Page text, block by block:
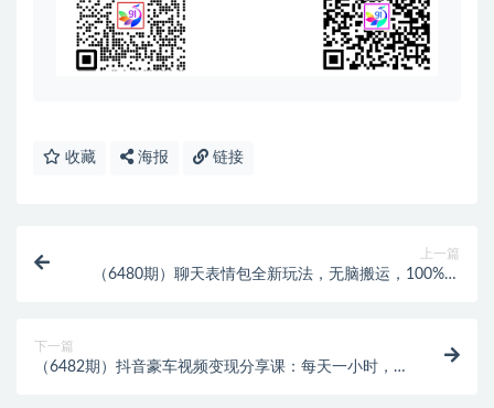
收藏 海报 链接
上一篇
（6480期）聊天表情包全新玩法，无脑搬运，100%原
下一篇
（6482期）抖音豪车视频变现分享课：每天一小时，月